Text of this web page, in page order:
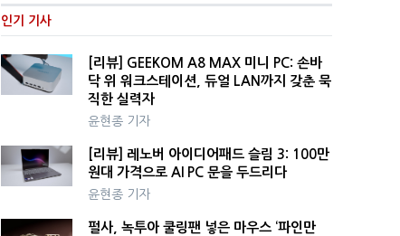
인기 기사
[리뷰] GEEKOM A8 MAX 미니 PC: 손바
닥 위 워크스테이션, 듀얼 LAN까지 갖춘 묵
직한 실력자
윤현종 기자
[리뷰] 레노버 아이디어패드 슬림 3: 100만
원대 가격으로 AI PC 문을 두드리다
윤현종 기자
펄사, 녹투아 쿨링팬 넣은 마우스 ‘파인만